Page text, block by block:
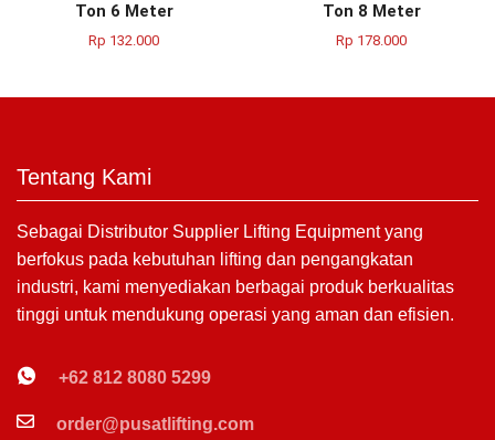
Ton 6 Meter
Rp 132.000
Ton 8 Meter
Rp 178.000
Tentang Kami
Sebagai Distributor Supplier Lifting Equipment yang
berfokus pada kebutuhan lifting dan pengangkatan
industri, kami menyediakan berbagai produk berkualitas
tinggi untuk mendukung operasi yang aman dan efisien.
+62 812 8080 5299
order@pusatlifting.com